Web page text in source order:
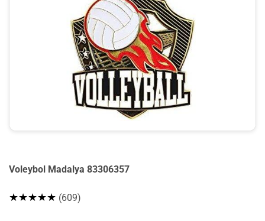
Voleybol Madalya 83306357
★★★★★ (609)